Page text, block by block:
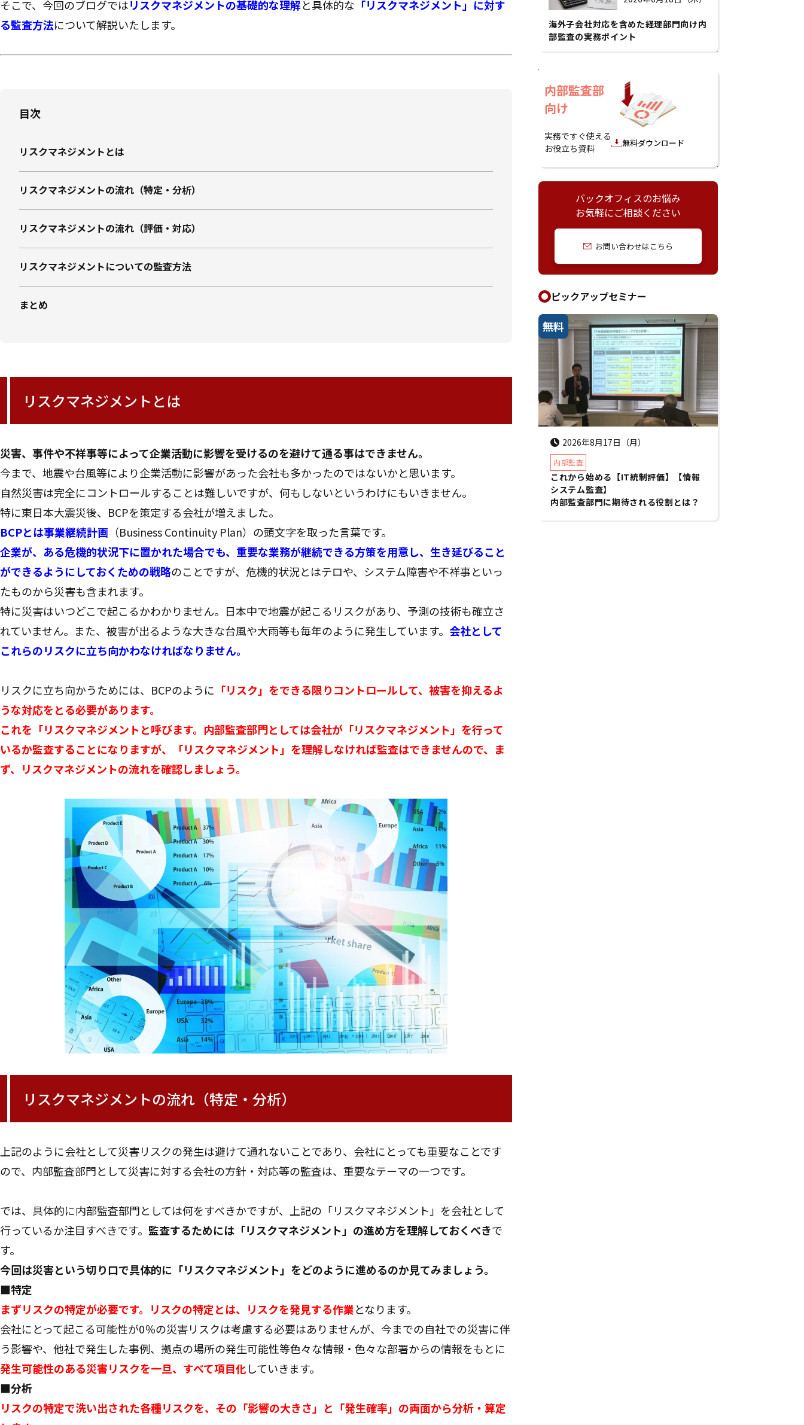
そこで、今回のブログではリスクマネジメントの基礎的な理解と具体的な 「リスクマネジメント」に対す
る監査方法について解説いたします。
目次
リスクマネジメントとは
リスクマネジメントの流れ（特定・分析）
リスクマネジメントの流れ（評価・対応）
リスクマネジメントについての監査方法
まとめ
リスクマネジメントとは
災害、事件や不祥事等によって企業活動に影響を受けるのを避けて通る事はできません。
今まで、地震や台風等により企業活動に影響があった会社も多かったのではないかと思います。
自然災害は完全にコントロールすることは難しいですが、何もしないというわけにもいきません。
特に東日本大震災後、BCPを策定する会社が増えました。
BCPとは事業継続計画 （Business Continuity Plan）の頭文字を取った言葉です。
企業が、ある危機的状況下に置かれた場合でも、重要な業務が継続できる方策を用意し、生き延びること
ができるようにしておくための戦略のことですが、危機的状況とはテロや、システム障害や不祥事といっ
たものから災害も含まれます。
特に災害はいつどこで起こるかわかりません。日本中で地震が起こるリスクがあり、予測の技術も確立さ
れていません。また、被害が出るような大きな台風や大雨等も毎年のように発生しています。 会社として
これらのリスクに立ち向かわなければなりません。
リスクに立ち向かうためには、BCPのように 「リスク」をできる限りコントロールして、被害を抑えるよ
うな対応をとる必要があります。
これを「リスクマネジメントと呼びます。内部監査部門としては会社が「リスクマネジメント」を行って
いるか監査することになりますが、「リスクマネジメント」を理解しなければ監査はできませんので、ま
ず、リスクマネジメントの流れを確認しましょう。
リスクマネジメントの流れ（特定・分析）
上記のように会社として災害リスクの発生は避けて通れないことであり、会社にとっても重要なことです
ので、内部監査部門として災害に対する会社の方針・対応等の監査は、重要なテーマの一つです。
では、具体的に内部監査部門としては何をすべきかですが、上記の「リスクマネジメント」を会社として
行っているか注目すべきです。 監査するためには「リスクマネジメント」の進め方を理解しておくべきで
す。
今回は災害という切り口で具体的に「リスクマネジメント」をどのように進めるのか見てみましょう。
■特定
まずリスクの特定が必要です。リスクの特定とは、リスクを発見する作業となります。
会社にとって起こる可能性が0％の災害リスクは考慮する必要はありませんが、今までの自社での災害に伴
う影響や、他社で発生した事例、拠点の場所の発生可能性等色々な情報・色々な部署からの情報をもとに
発生可能性のある災害リスクを一旦、すべて項目化していきます。
■分析
リスクの特定で洗い出された各種リスクを、その「影響の大きさ」と「発生確率」の両面から分析・算定
海外子会社対応を含めた経理部門向け内
部監査の実務ポイント
内部監査部
向け
実務ですぐ使える
お役立ち資料
無料ダウンロード
バックオフィスのお悩み
お気軽にご相談ください
お問い合わせはこちら
ピックアップセミナー
無料
2026年8月17日（月）
内部監査
これから始める【IT統制評価】【情報
システム監査】
内部監査部門に期待される役割とは？